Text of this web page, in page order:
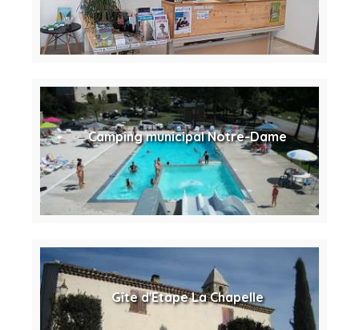
Camping municipal Notre-Dame
Gîte d'Etape La Chapelle